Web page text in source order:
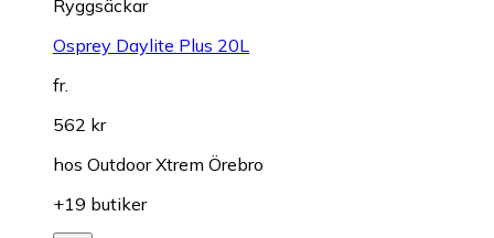
Ryggsäckar
Osprey Daylite Plus 20L
fr.
562 kr
hos Outdoor Xtrem Örebro
+19 butiker